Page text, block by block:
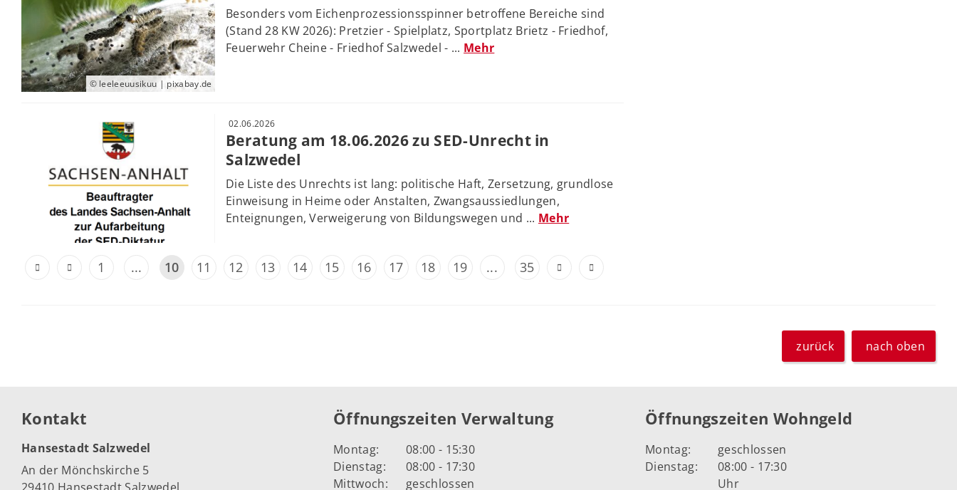
© leeleeuusikuu | pixabay.de
Besonders vom Eichenprozessionsspinner betroffene Bereiche sind
(Stand 28 KW 2026): Pretzier - Spielplatz, Sportplatz Brietz - Friedhof,
Feuerwehr Cheine - Friedhof Salzwedel - ... Mehr
02.06.2026
Beratung am 18.06.2026 zu SED-Unrecht in
Salzwedel
Die Liste des Unrechts ist lang: politische Haft, Zersetzung, grundlose
Einweisung in Heime oder Anstalten, Zwangsaussiedlungen,
Enteignungen, Verweigerung von Bildungswegen und ... Mehr
1 ... 10 11 12 13 14 15 16 17 18 19 ... 35
zurück nach oben
Kontakt
Hansestadt Salzwedel
An der Mönchskirche 5
Öffnungszeiten Verwaltung
Montag:
08:00 - 15:30
Dienstag:
08:00 - 17:30
Mittwoch:
geschlossen
Öffnungszeiten Wohngeld
Montag:
geschlossen
Dienstag:
08:00 - 17:30
Uhr